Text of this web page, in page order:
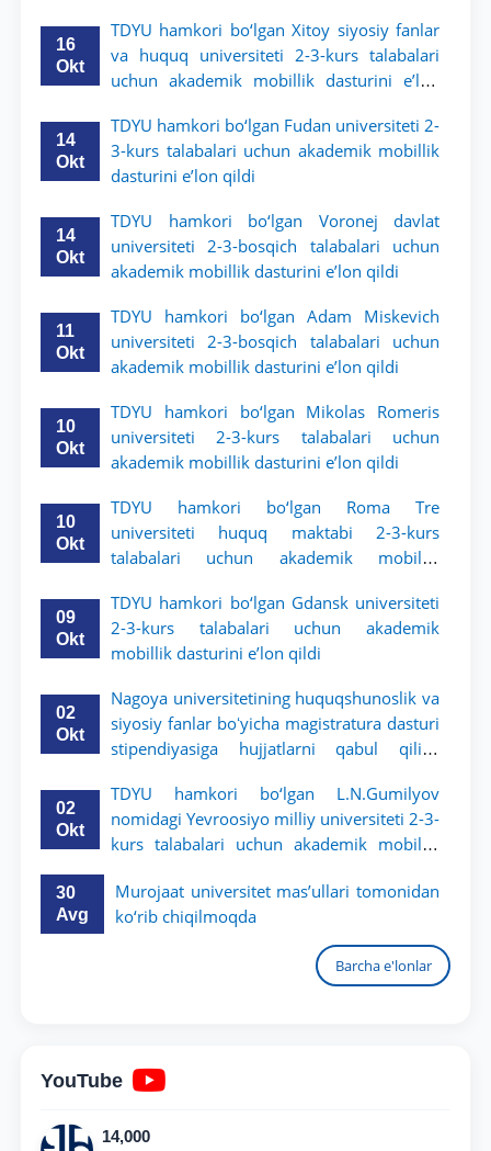
16
Okt
TDYU hamkori bo‘lgan Xitoy siyosiy fanlar
va huquq universiteti 2-3-kurs talabalari
uchun akademik mobillik dasturini e’lon
14
Okt
TDYU hamkori bo‘lgan Fudan universiteti 2-
3-kurs talabalari uchun akademik mobillik
dasturini e’lon qildi
14
Okt
TDYU hamkori bo‘lgan Voronej davlat
universiteti 2-3-bosqich talabalari uchun
akademik mobillik dasturini e’lon qildi
11
Okt
TDYU hamkori bo‘lgan Adam Miskevich
universiteti 2-3-bosqich talabalari uchun
akademik mobillik dasturini e’lon qildi
10
Okt
TDYU hamkori bo‘lgan Mikolas Romeris
universiteti 2-3-kurs talabalari uchun
akademik mobillik dasturini e’lon qildi
10
Okt
TDYU hamkori bo‘lgan Roma Tre
universiteti huquq maktabi 2-3-kurs
talabalari uchun akademik mobillik
09
Okt
TDYU hamkori bo‘lgan Gdansk universiteti
2-3-kurs talabalari uchun akademik
mobillik dasturini e’lon qildi
02
Okt
Nagoya universitetining huquqshunoslik va
siyosiy fanlar boʻyicha magistratura dasturi
stipendiyasiga hujjatlarni qabul qilish
02
Okt
TDYU hamkori bo‘lgan L.N.Gumilyov
nomidagi Yevroosiyo milliy universiteti 2-3-
kurs talabalari uchun akademik mobillik
30
Avg
Murojaat universitet mas’ullari tomonidan
ko‘rib chiqilmoqda
Barcha e'lonlar
YouTube
14,000